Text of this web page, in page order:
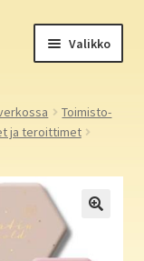
Valikko
Toimisto-
ja teroittimet